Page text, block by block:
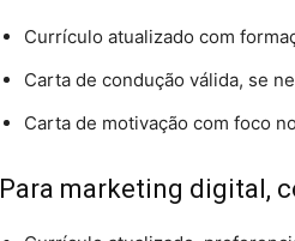
Currículo atualizado com
Carta de condução válida, se
Carta de motivação com foco
Para marketing digital,